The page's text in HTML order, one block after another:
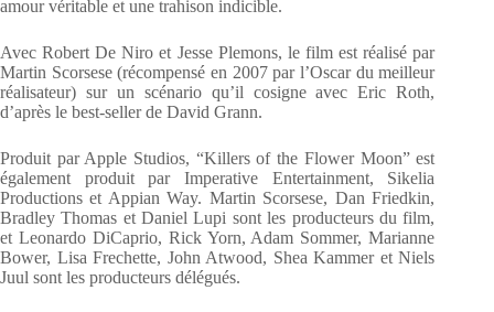
amour véritable et une trahison indicible.
Avec Robert De Niro et Jesse Plemons, le film est réalisé par
Martin Scorsese (récompensé en 2007 par l’Oscar du meilleur
réalisateur) sur un scénario qu’il cosigne avec Eric Roth,
d’après le best-seller de David Grann.
Produit par Apple Studios, “Killers of the Flower Moon” est
également produit par Imperative Entertainment, Sikelia
Productions et Appian Way. Martin Scorsese, Dan Friedkin,
Bradley Thomas et Daniel Lupi sont les producteurs du film,
et Leonardo DiCaprio, Rick Yorn, Adam Sommer, Marianne
Bower, Lisa Frechette, John Atwood, Shea Kammer et Niels
Juul sont les producteurs délégués.